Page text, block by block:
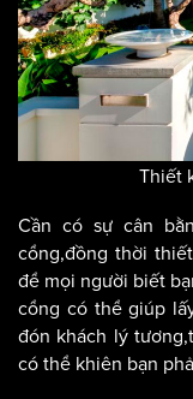
Thiết
Cần có sự cân
cổng,đồng thời
để mọi người biết
cổng có thể giúp
đón khách lý
có thể khiên bạn